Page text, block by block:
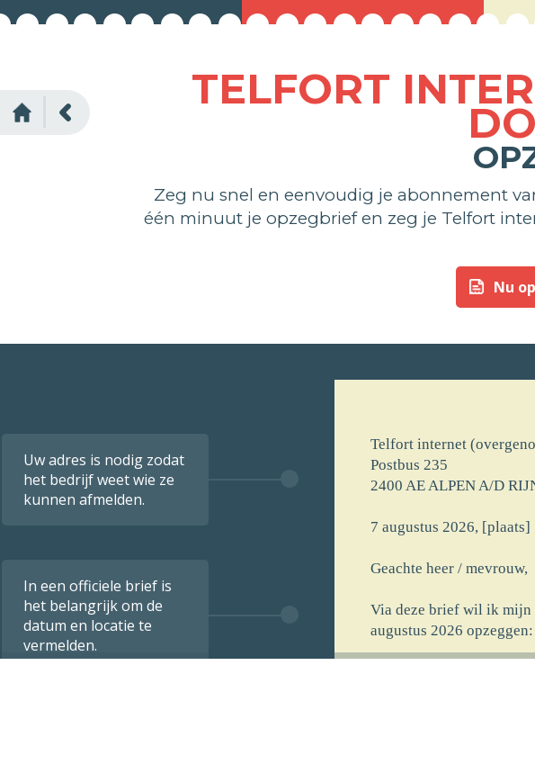
TELFORT
Zeg nu snel en eenvoudig je abonnement
één minuut je opzegbrief en zeg je Telfort
Nu
Uw adres is nodig zodat
het bedrijf weet wie ze
kunnen afmelden.
In een officiele brief is
het belangrijk om de
datum en locatie te
vermelden.
Telfort internet
Postbus 235
2400 AE ALPEN A/D
7 augustus 2026, [plaats]
Geachte heer / mevrouw,
Via deze brief wil ik mijn
augustus 2026 opzeggen: